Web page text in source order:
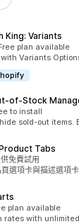
King: Variants
plan available
with Variants
to install
sold-out
Tabs
免費試用
選項卡與描述選項
plan available
rates with